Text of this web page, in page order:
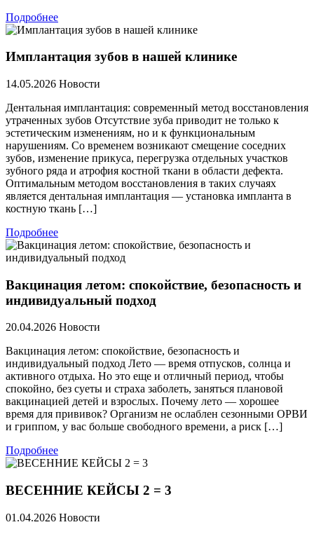
Подробнее
Имплантация зубов в нашей клинике
14.05.2026 Новости
Дентальная имплантация: современный метод восстановления
утраченных зубов Отсутствие зуба приводит не только к
эстетическим изменениям, но и к функциональным
нарушениям. Со временем возникают смещение соседних
зубов, изменение прикуса, перегрузка отдельных участков
зубного ряда и атрофия костной ткани в области дефекта.
Оптимальным методом восстановления в таких случаях
является дентальная имплантация — установка импланта в
костную ткань […]
Подробнее
Вакцинация летом: спокойствие, безопасность и
индивидуальный подход
20.04.2026 Новости
Вакцинация летом: спокойствие, безопасность и
индивидуальный подход Лето — время отпусков, солнца и
активного отдыха. Но это еще и отличный период, чтобы
спокойно, без суеты и страха заболеть, заняться плановой
вакцинацией детей и взрослых. Почему лето — хорошее
время для прививок? Организм не ослаблен сезонными ОРВИ
и гриппом, у вас больше свободного времени, а риск […]
Подробнее
ВЕСЕННИЕ КЕЙСЫ 2 = 3
01.04.2026 Новости